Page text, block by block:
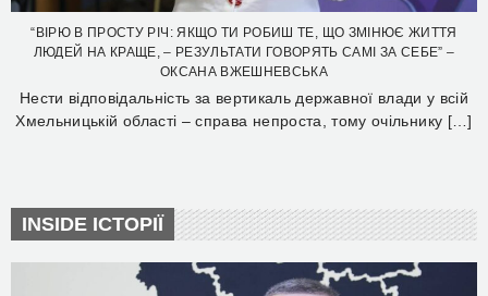
“ВІРЮ В ПРОСТУ РІЧ: ЯКЩО ТИ РОБИШ ТЕ, ЩО ЗМІНЮЄ ЖИТТЯ
ЛЮДЕЙ НА КРАЩЕ, – РЕЗУЛЬТАТИ ГОВОРЯТЬ САМІ ЗА СЕБЕ” –
ОКСАНА ВЖЕШНЕВСЬКА
Нести відповідальність за вертикаль державної влади у всій
Хмельницькій області – справа непроста, тому очільнику […]
INSIDE ІСТОРІЇ